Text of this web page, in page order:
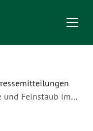
im Land unverändert hoch